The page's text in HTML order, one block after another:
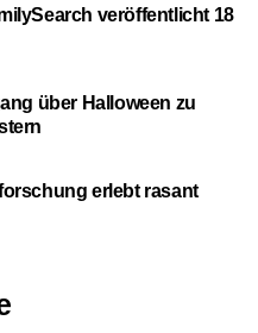
veröffentlicht 18
über Halloween zu
erlebt rasant